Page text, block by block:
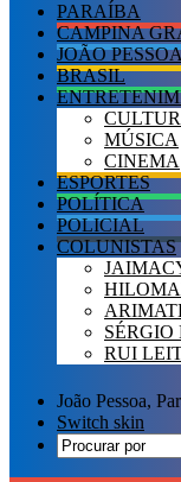
PARAÍBA
CAMPINA
JOÃO
BRASIL
MÚSICA
CINEMA
ESPORTES
POLÍTICA
POLICIAL
COLUNISTAS
SÉRGIO
RUI
João Pessoa,
Switch skin